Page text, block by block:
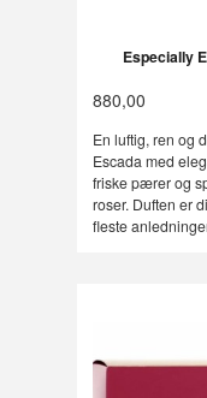
Especially
880,00
En luftig, ren og
Escada med
friske pærer og
roser. Duften er
fleste